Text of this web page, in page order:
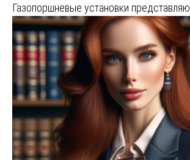
Газопоршневые установки